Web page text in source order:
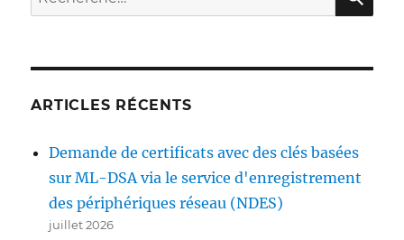
pour :
ARTICLES RÉCENTS
Demande de certificats avec des clés basées
sur ML-DSA via le service d'enregistrement
des périphériques réseau (NDES)
juillet 2026